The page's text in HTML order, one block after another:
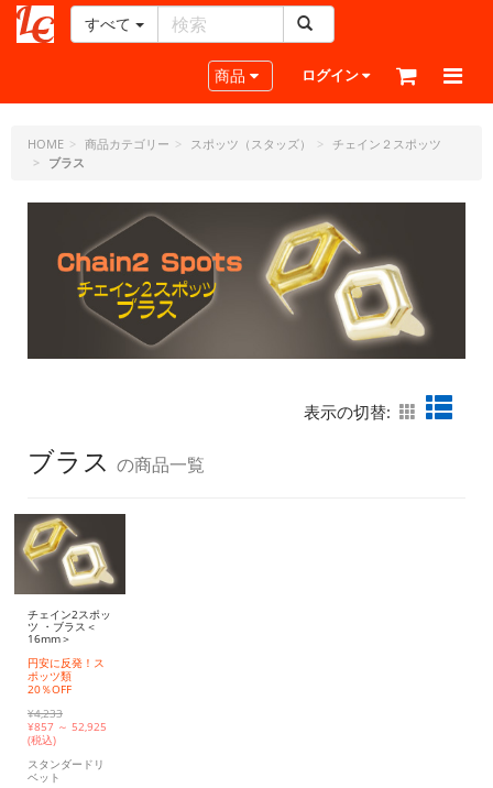
ー
ラ
フ
ピ
すべて
Toggle navigation
商品 ログイン
HOME 商品カテゴリー スポッツ（スタッズ）
チェイン２スポッツ
ブラス
表示の切替:
ブラス の商品一覧
チェイン2スポッ
ツ ・ブラス＜
16mm＞
円安に反発！ス
ポッツ類
20％OFF
¥4,233
¥857 ～ 52,925
(税込)
スタンダードリ
ベット